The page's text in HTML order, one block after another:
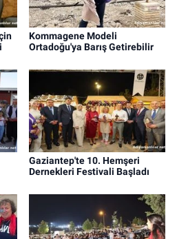
Kommagene Modeli
Ortadoğu'ya Barış Getirebilir
Gaziantep'te 10. Hemşeri
Dernekleri Festivali Başladı